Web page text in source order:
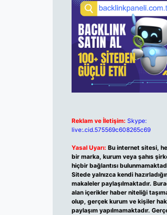
Reklam ve İletişim: Skype:
live:.cid.575569c608265c69
Yasal Uyarı: Bu internet sitesi,
bir marka, kurum veya şahıs
hiçbir bağlantısı
Sitede yalnızca kendi
makaleler paylaşılmaktadır.
alan içerikler haber niteliği
olup, gerçek kurum ve kişiler
paylaşım yapılmamaktadır.